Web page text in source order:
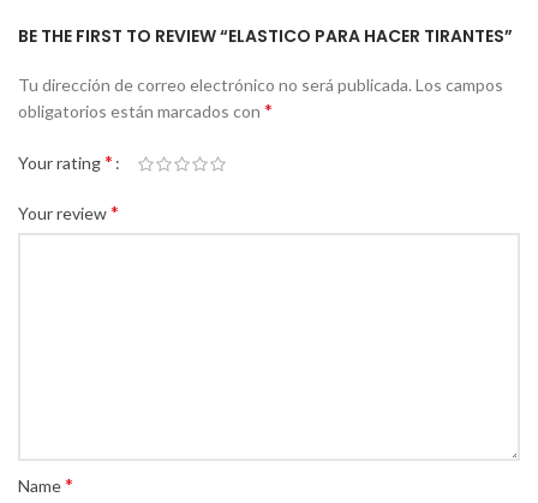
BE THE FIRST TO REVIEW “ELASTICO PARA HACER TIRANTES”
Tu dirección de correo electrónico no será publicada. Los campos
obligatorios están marcados con *
Your rating*
Your review*
Name*